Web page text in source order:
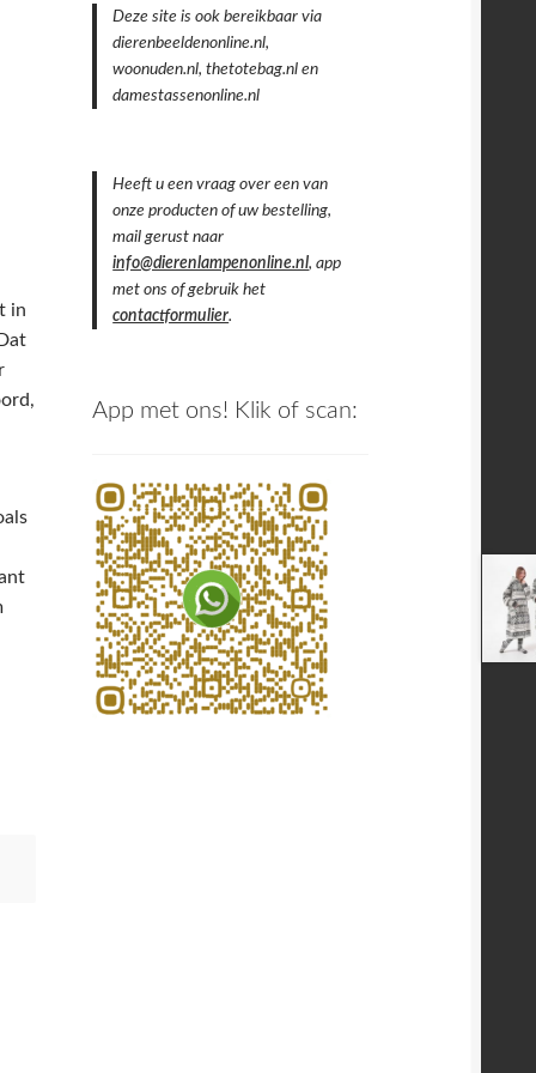
in
Deze site is ook bereikbaar via
dierenbeeldenonline.nl,
woonuden.nl, thetotebag.nl en
damestassenonline.nl
Heeft u een vraag over een van
onze producten of uw bestelling,
mail gerust naar
info@dierenlampenonline.nl, app
met ons of gebruik het
contactformulier.
App met ons! Klik of scan: